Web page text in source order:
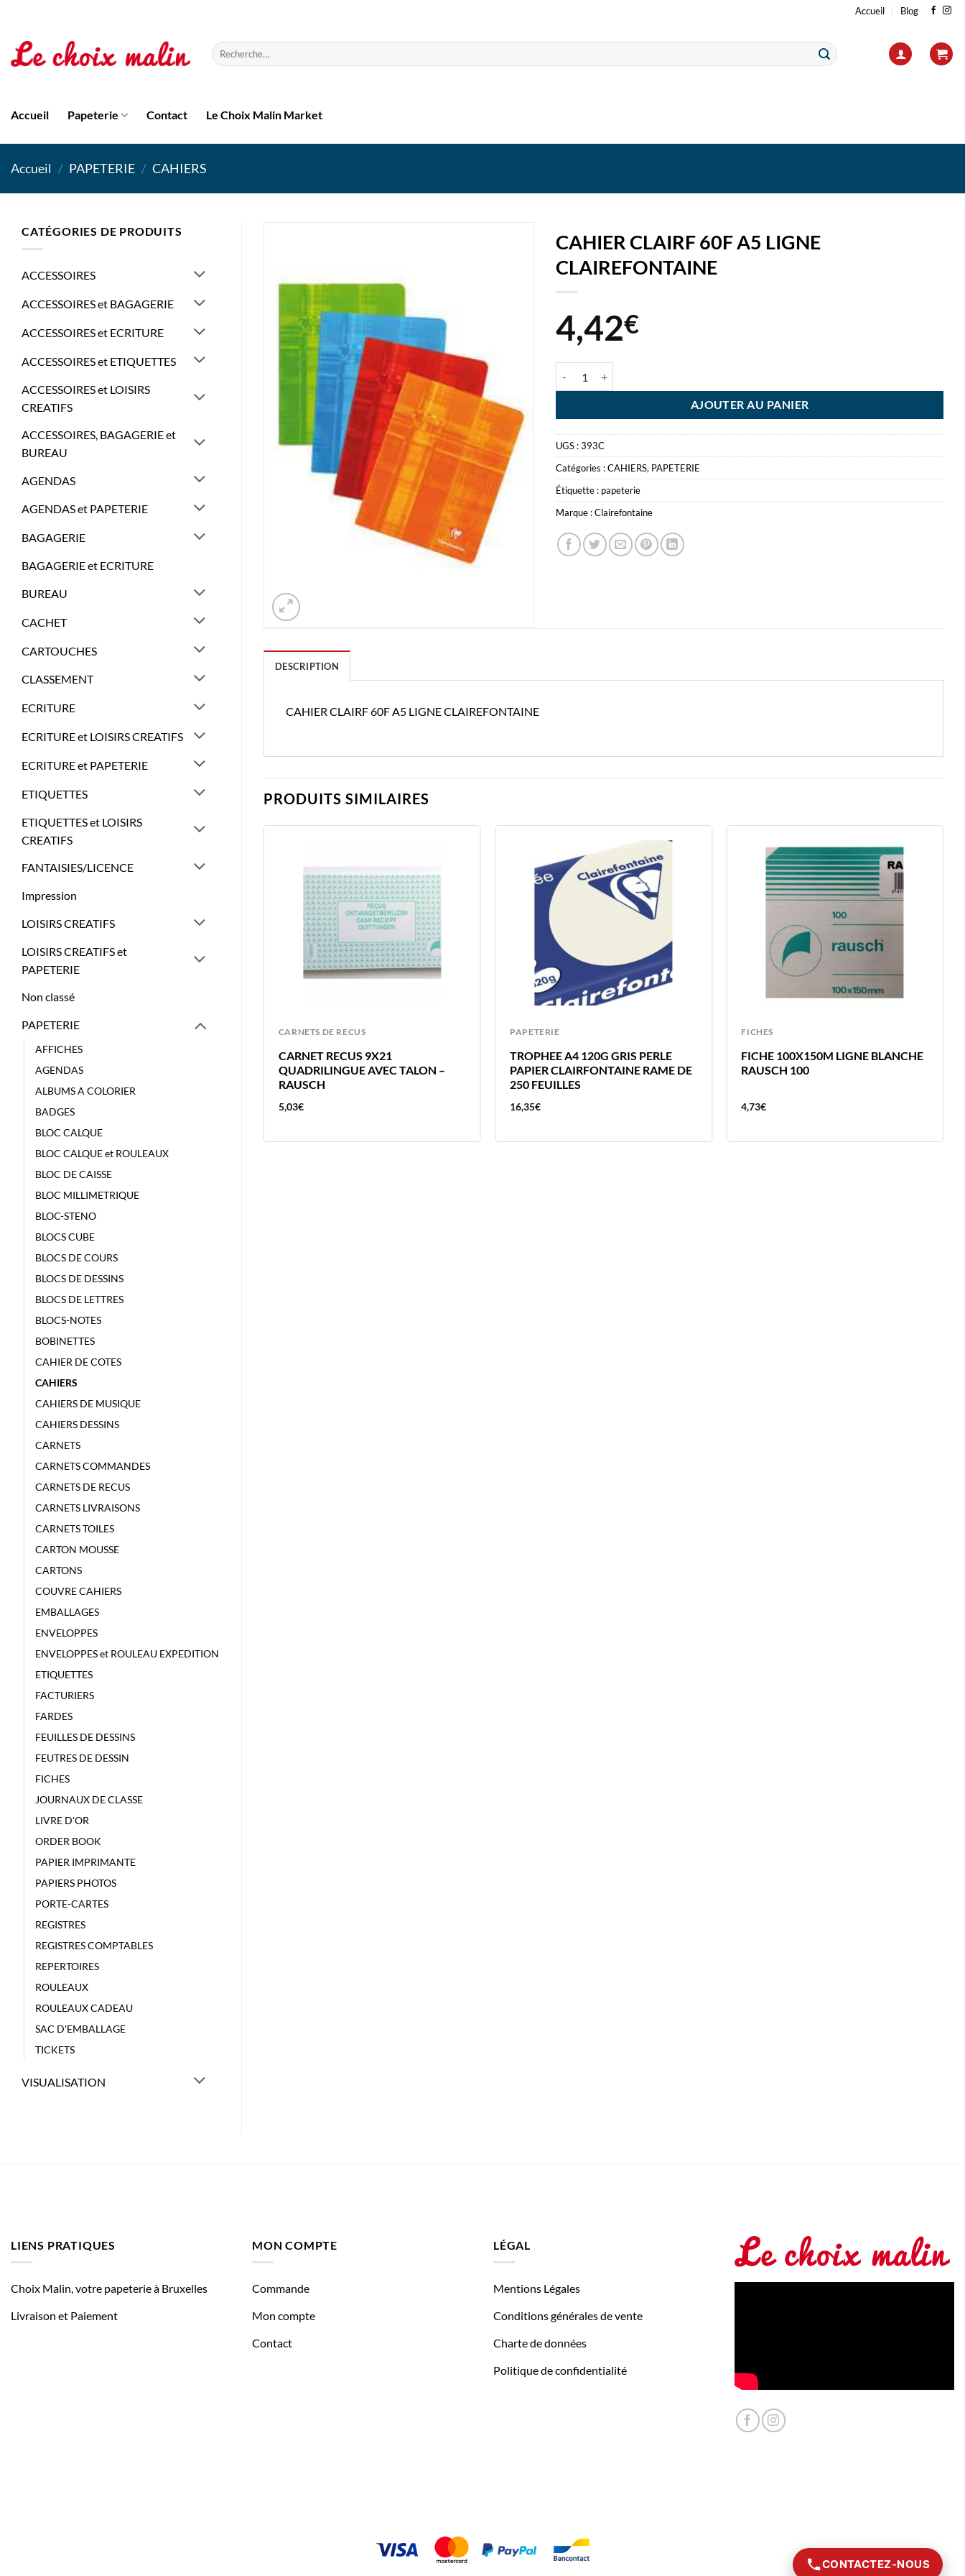
contenu
Accueil Blog
Recherche
pour :
Accueil Papeterie Contact Le Choix Malin Market
Accueil / PAPETERIE / CAHIERS
CATÉGORIES DE PRODUITS
ACCESSOIRES
ACCESSOIRES et BAGAGERIE
ACCESSOIRES et ECRITURE
ACCESSOIRES et ETIQUETTES
ACCESSOIRES et LOISIRS
CREATIFS
ACCESSOIRES, BAGAGERIE et
BUREAU
AGENDAS
AGENDAS et PAPETERIE
BAGAGERIE
BAGAGERIE et ECRITURE
BUREAU
CACHET
CARTOUCHES
CLASSEMENT
ECRITURE
ECRITURE et LOISIRS CREATIFS
ECRITURE et PAPETERIE
ETIQUETTES
ETIQUETTES et LOISIRS
CREATIFS
FANTAISIES/LICENCE
Impression
LOISIRS CREATIFS
LOISIRS CREATIFS et
PAPETERIE
Non classé
PAPETERIE
AFFICHES
AGENDAS
ALBUMS A COLORIER
BADGES
BLOC CALQUE
BLOC CALQUE et ROULEAUX
BLOC DE CAISSE
BLOC MILLIMETRIQUE
BLOC-STENO
BLOCS CUBE
BLOCS DE COURS
BLOCS DE DESSINS
BLOCS DE LETTRES
BLOCS-NOTES
BOBINETTES
CAHIER DE COTES
CAHIERS
CAHIERS DE MUSIQUE
CAHIERS DESSINS
CARNETS
CARNETS COMMANDES
CARNETS DE RECUS
CARNETS LIVRAISONS
CARNETS TOILES
CARTON MOUSSE
CARTONS
COUVRE CAHIERS
EMBALLAGES
ENVELOPPES
ENVELOPPES et ROULEAU EXPEDITION
ETIQUETTES
FACTURIERS
FARDES
FEUILLES DE DESSINS
FEUTRES DE DESSIN
FICHES
JOURNAUX DE CLASSE
LIVRE D'OR
ORDER BOOK
PAPIER IMPRIMANTE
PAPIERS PHOTOS
PORTE-CARTES
REGISTRES
REGISTRES COMPTABLES
REPERTOIRES
ROULEAUX
ROULEAUX CADEAU
SAC D'EMBALLAGE
TICKETS
VISUALISATION
CAHIER CLAIRF 60F A5 LIGNE
CLAIREFONTAINE
4,42€
AJOUTER AU PANIER
UGS :393C
Catégories :CAHIERS, PAPETERIE
Étiquette : papeterie
Marque :Clairefontaine
DESCRIPTION
CAHIER CLAIRF 60F A5 LIGNE CLAIREFONTAINE
PRODUITS SIMILAIRES
CARNETS DE RECUS
CARNET RECUS 9X21
QUADRILINGUE AVEC TALON –
RAUSCH
5,03€
PAPETERIE
TROPHEE A4 120G GRIS PERLE
PAPIER CLAIRFONTAINE RAME DE
250 FEUILLES
16,35€
FICHES
FICHE 100X150M LIGNE BLANCHE
RAUSCH 100
4,73€
FICHES
FICHE 100X150MM Q5 BLANCHE
RAUSCH 100
4,73€
LIENS PRATIQUES
Choix Malin, votre papeterie à Bruxelles
Livraison et Paiement
MON COMPTE
Commande
Mon compte
Contact
LÉGAL
Mentions Légales
Conditions générales de vente
Charte de données
Politique de confidentialité
CONTACTEZ-NOUS